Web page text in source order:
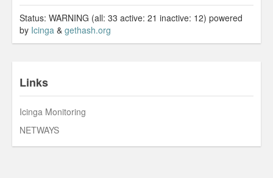
Status: WARNING (all: 33 active: 21 inactive: 12) powered
by Icinga & gethash.org
Links
Icinga Monitoring
NETWAYS